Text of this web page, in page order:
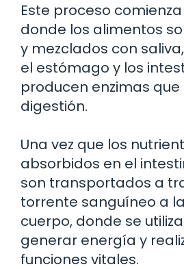
Este proceso
donde los alimentos
y mezclados con
el estómago y los
producen enzimas
digestión.
Una vez que los
absorbidos en el
son transportados a
torrente sanguíneo a
cuerpo, donde se
generar energía y
funciones vitales.